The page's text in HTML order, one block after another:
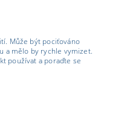
Může být pociťováno
a mělo by rychle vymizet.
používat a poraďte se